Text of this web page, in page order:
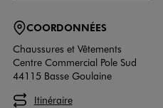
COORDONNÉES
Chaussures et Vêtements
Centre Commercial Pole Sud
44115 Basse Goulaine
Itinéraire